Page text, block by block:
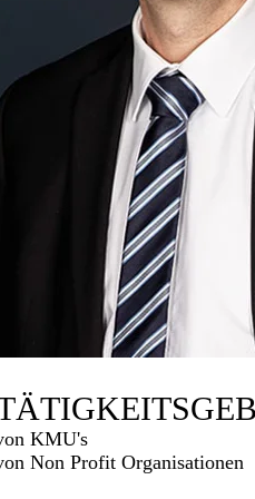
KMU's
Non Profit Organisationen